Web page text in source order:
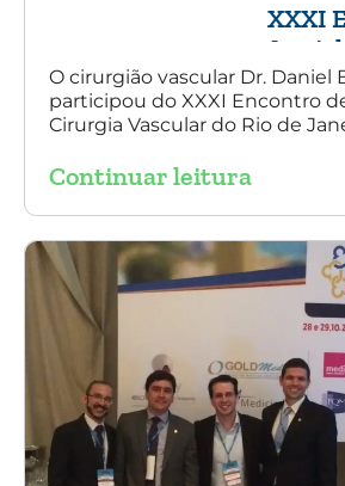
XXXI
do Rio
O cirurgião vascular Dr. Daniel
participou do XXXI Encontro
Cirurgia Vascular do Rio de
multilayer no tratamento de
Continuar leitura